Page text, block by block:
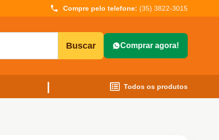
Compre pelo telefone: (35) 3822-3015
Buscar Comprar agora!
Todos os produtos